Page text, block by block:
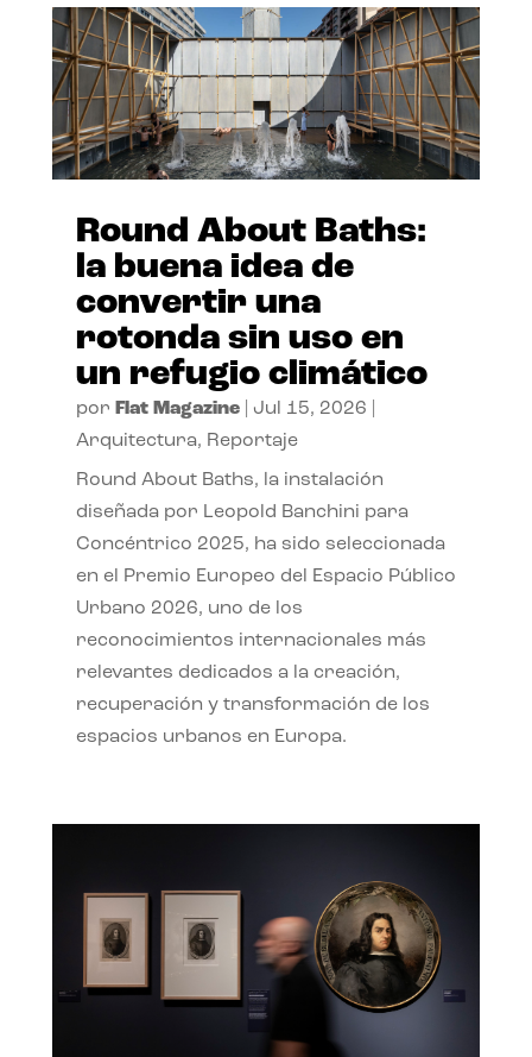
Round About Baths:
la buena idea de
convertir una
rotonda sin uso en
un refugio climático
por Flat Magazine| Jul 15, 2026
Arquitectura, Reportaje
Round About Baths, la instalación
diseñada por Leopold Banchini para
Concéntrico 2025, ha sido seleccionada
en el Premio Europeo del Espacio Público
Urbano 2026, uno de los
reconocimientos internacionales más
relevantes dedicados a la creación,
recuperación y transformación de los
espacios urbanos en Europa.